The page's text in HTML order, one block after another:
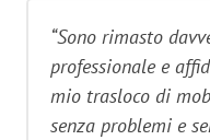
“Sono rimasto
professionale e
mio trasloco di
senza problemi e